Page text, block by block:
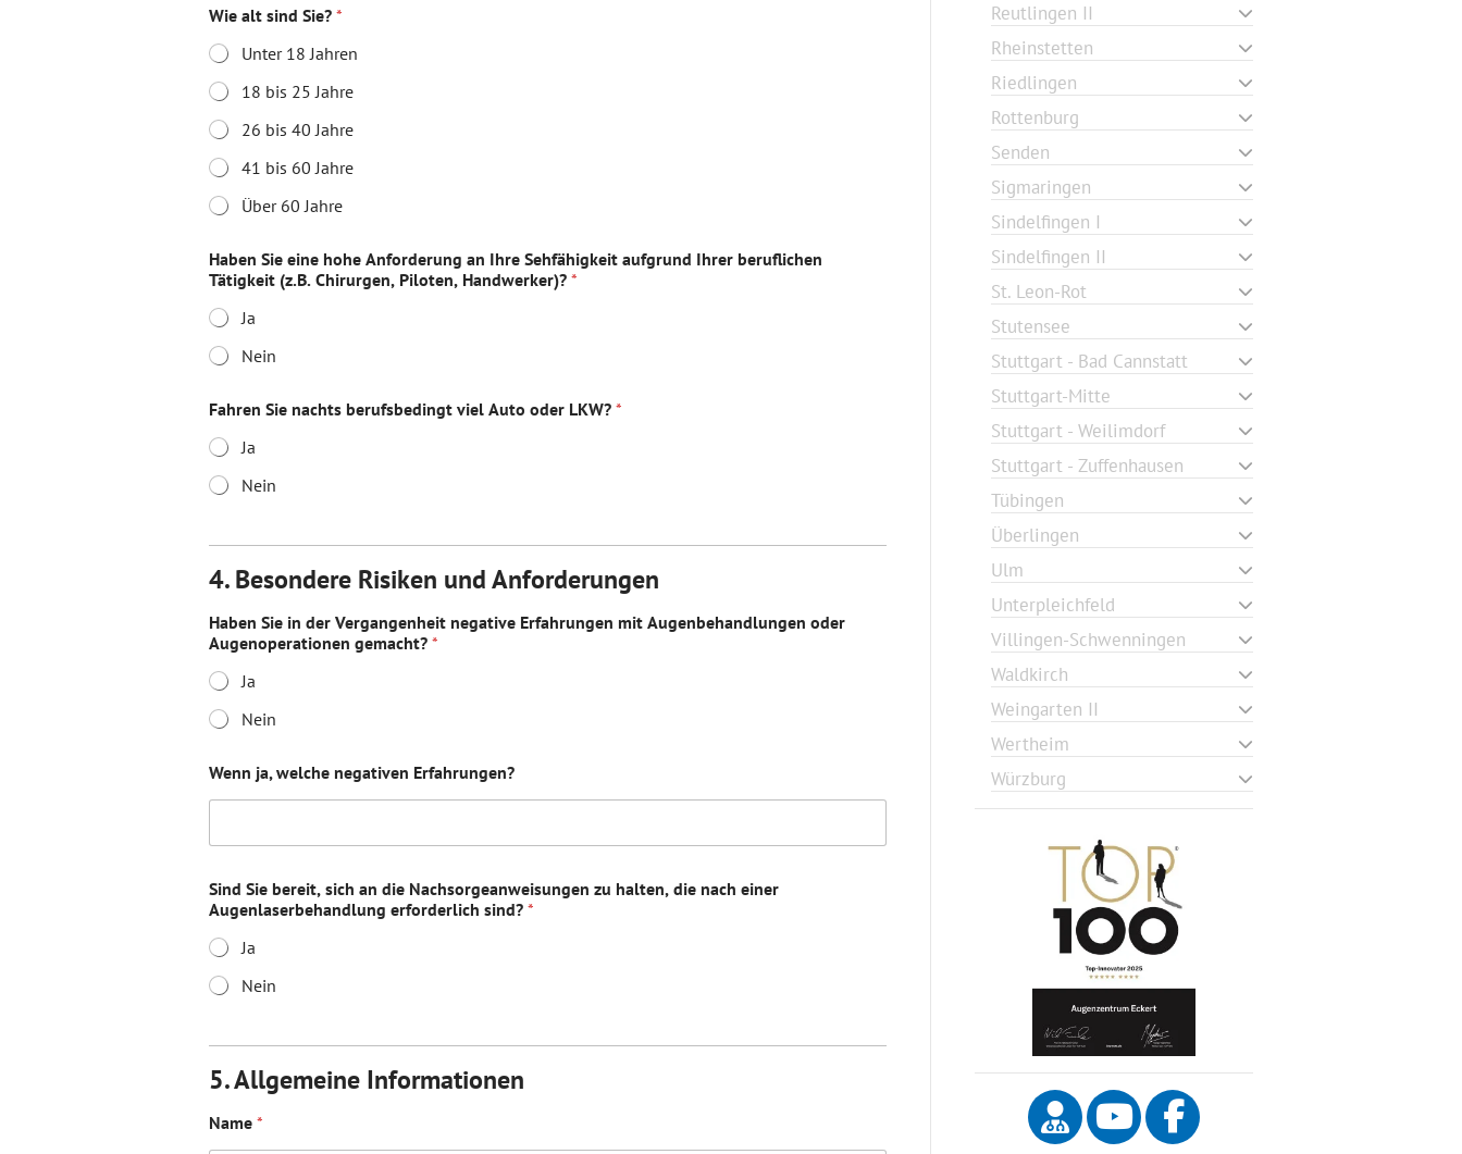
Wie alt sind Sie? *
Unter 18 Jahren
18 bis 25 Jahre
26 bis 40 Jahre
41 bis 60 Jahre
Über 60 Jahre
Haben Sie eine hohe Anforderung an Ihre Sehfähigkeit aufgrund Ihrer beruflichen
Tätigkeit (z.B. Chirurgen, Piloten, Handwerker)? *
Ja
Nein
Fahren Sie nachts berufsbedingt viel Auto oder LKW? *
Ja
Nein
4. Besondere Risiken und Anforderungen
Haben Sie in der Vergangenheit negative Erfahrungen mit Augenbehandlungen oder
Augenoperationen gemacht? *
Ja
Nein
Wenn ja, welche negativen Erfahrungen?
Sind Sie bereit, sich an die Nachsorgeanweisungen zu halten, die nach einer
Augenlaserbehandlung erforderlich sind? *
Ja
Nein
5. Allgemeine Informationen
Name *
Reutlingen II
Rheinstetten
Riedlingen
Rottenburg
Senden
Sigmaringen
Sindelfingen I
Sindelfingen II
St. Leon-Rot
Stutensee
Stuttgart - Bad Cannstatt
Stuttgart-Mitte
Stuttgart - Weilimdorf
Stuttgart - Zuffenhausen
Tübingen
Überlingen
Ulm
Unterpleichfeld
Villingen-Schwenningen
Waldkirch
Weingarten II
Wertheim
Würzburg